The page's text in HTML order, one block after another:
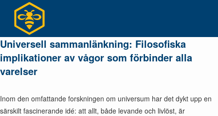
Hoppa
innehållet
Universell sammanlänkning: Filosofiska
implikationer av vågor som förbinder alla
varelser
Inom den omfattande forskningen om universum har det dykt upp en
särskilt fascinerande idé: att allt, både levande och livlöst, är